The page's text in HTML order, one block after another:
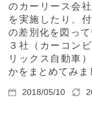
お役立ち記事
のカーリース会
を実施したり、
の差別化を図っ
３社（カーコン
リックス自動車
かをまとめてみま
2018/05/10